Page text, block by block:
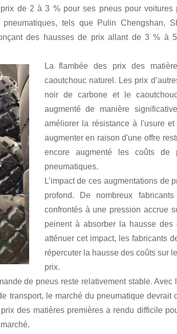
de 2 à 3 % pour ses pneus pour voitures
tels que Pulin Chengshan,
des hausses de prix allant de 3 % à
La flambée des prix des
caoutchouc naturel. Les prix
noir de carbone et le
augmenté de manière
améliorer la résistance à l'usure
augmenter en raison d'une offre
encore augmenté les coûts de
pneumatiques.
L’impact de ces augmentations de
profond. De nombreux
confrontés à une pression accrue
peinent à absorber la hausse des
atténuer cet impact, les fabricants
répercuter la hausse des coûts sur
prix.
de pneus reste relativement stable.
transport, le marché du pneumatique devrait
des matières premières a rendu difficile